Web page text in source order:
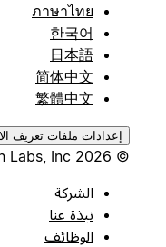
ภาษาไทย
한국어
日本語
简体中文
繁體中文
إعدادات ملفات تعريف الارتباط
الشركة
نبذة عنا
الوظائف